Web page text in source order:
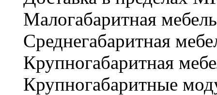
Малогабаритная
Cреднегабаритная
Крупногабаритная
Крупногабаритные